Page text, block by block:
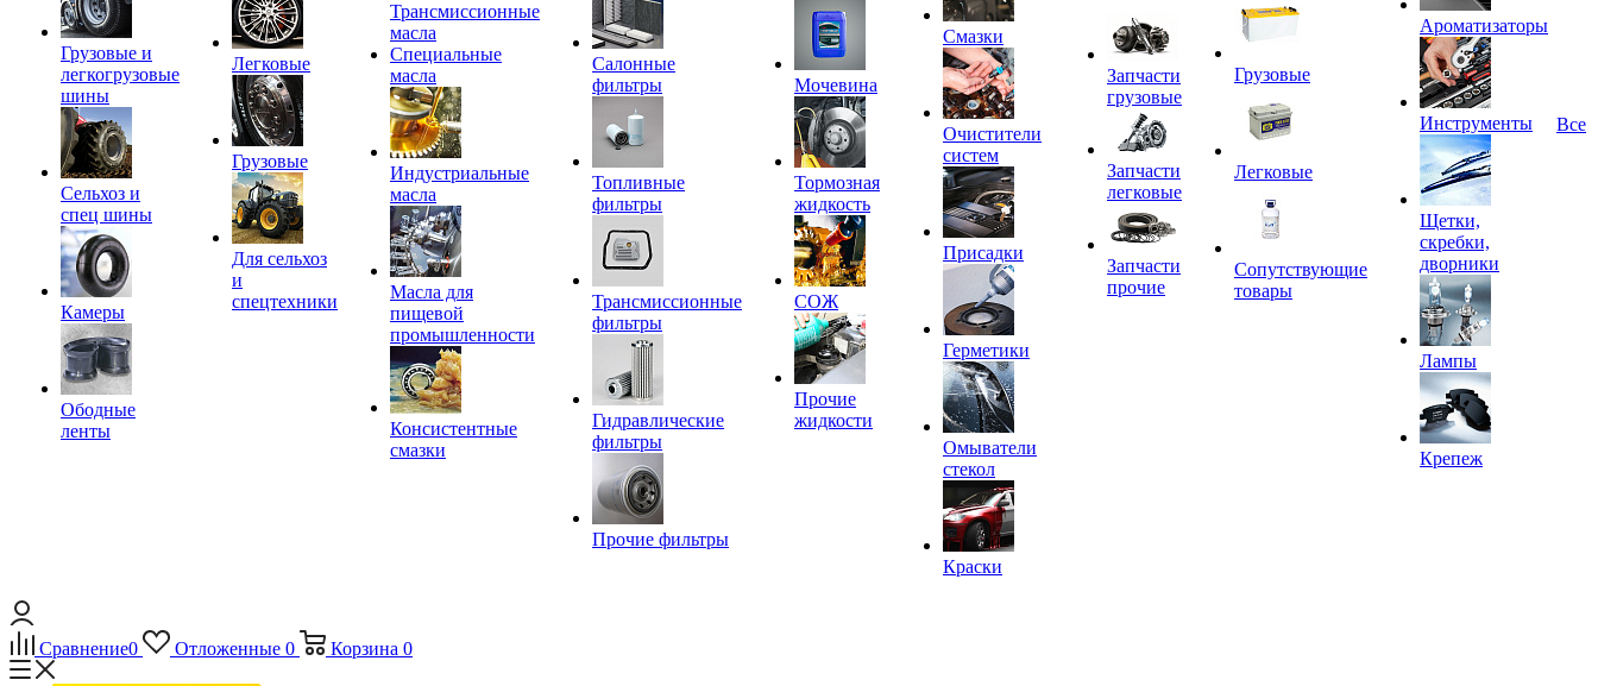
Грузовые и
легкогрузовые
шины
Сельхоз и
спец шины
Камеры
Ободные
ленты
Легковые
Грузовые
Для сельхоз
и
спецтехники
Трансмиссионные
масла
Специальные
масла
Индустриальные
масла
Масла для
пищевой
промышленности
Консистентные
смазки
Салонные
фильтры
Топливные
фильтры
Трансмиссионные
фильтры
Гидравлические
фильтры
Прочие фильтры
Мочевина
Тормозная
жидкость
СОЖ
Прочие
жидкости
Смазки
Очистители
систем
Присадки
Герметики
Омыватели
стекол
Краски
Запчасти
грузовые
Запчасти
легковые
Запчасти
прочие
Грузовые
Легковые
Сопутствующие
товары
Ароматизаторы
Инструменты
Щетки,
скребки,
дворники
Лампы
Крепеж
Все
Сравнение0 Отложенные 0 Корзина 0